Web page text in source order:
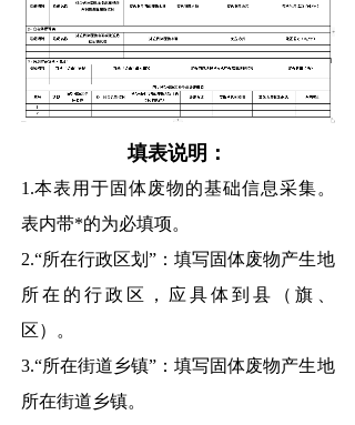
填表说明：
1.本表用于固体废物的基础信息采集。
表内带*的为必填项。
2.“所在行政区划”：填写固体废物产生地
所在的行政区，应具体到县（旗、
区）。
3.“所在街道乡镇”：填写固体废物产生地
所在街道乡镇。